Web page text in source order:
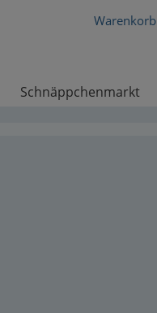
Warenkorb
Schnäppchenmarkt